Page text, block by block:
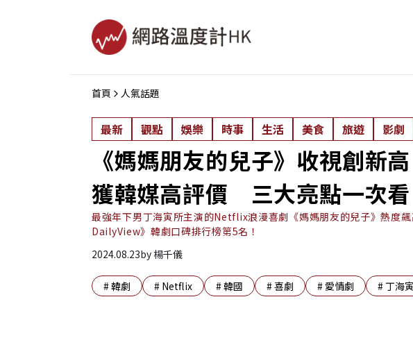
首頁 人氣話題
最新 觀點 娛樂 時事 生活 美食 旅遊 影劇
《媽媽朋友的兒子》收視創新
獲韓媒高評價 三大亮點一次看
最強年下男丁海寅所主演的Netflix浪漫喜劇《媽媽朋友的兒子》熱度
DailyView》韓劇口碑排行榜第5名！
2024.08.23by楊千儀
#韓劇 # Netflix #韓國 #喜劇 # 愛情劇 # 丁海寅